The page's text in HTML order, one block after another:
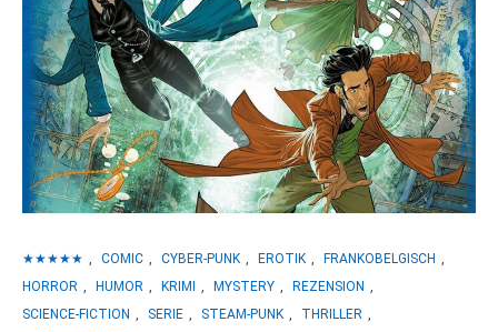
★★★★★ COMIC CYBER-PUNK EROTIK FRANKOBELGISCH
HORROR
HUMOR KRIMI MYSTERY REZENSION
SCIENCE-FICTION
SERIE STEAM-PUNK THRILLER